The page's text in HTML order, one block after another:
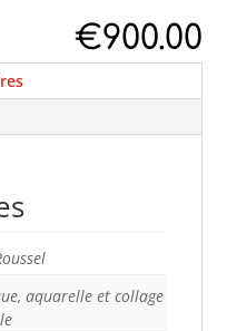
€900.00
aquarelle et collage